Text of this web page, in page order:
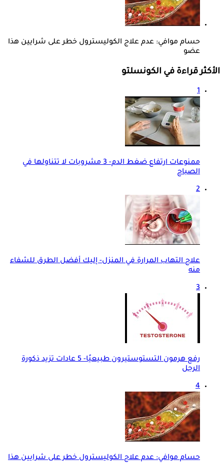
حسام موافي: عدم علاج الكوليسترول خطر على شرايين هذا
عضو
الأكثر قراءة في الكونسلتو
1
ممنوعات ارتفاع ضغط الدم- 3 مشروبات لا تتناولها في
الصباح
2
علاج التهاب المرارة في المنزل- إليك أفضل الطرق للشفاء
منه
3
رفع هرمون التستوستيرون طبيعيًا- 5 عادات تزيد ذكورة
الرجل
4
حسام موافي: عدم علاج الكوليسترول خطر على شرايين هذا